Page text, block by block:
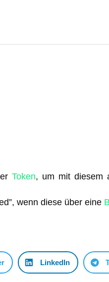
Token, um mit diesem
wenn diese über eine
LinkedIn